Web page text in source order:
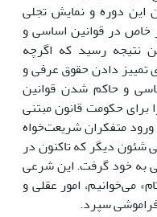
این دوره و نمایش تجلی
خاص در قوانین اساسی و
نتیجه رسید که اگرچه
دادن حقوق عرفی و
و حاکم شدن قوانین
برای حکومت قانون مبتنی
ورود متفکران شریعت‌خواه
شئون دیگر که تاکنون در
به خود گرفت. این شرعی
می‌خوانیم، امور عقلی و
سپرد.